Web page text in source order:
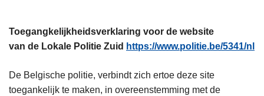
Toegangkelijkheidsverklaring voor de website
van de Lokale Politie Zuid https://www.politie.be/5341/nl
De Belgische politie, verbindt zich ertoe deze site
toegankelijk te maken, in overeenstemming met de